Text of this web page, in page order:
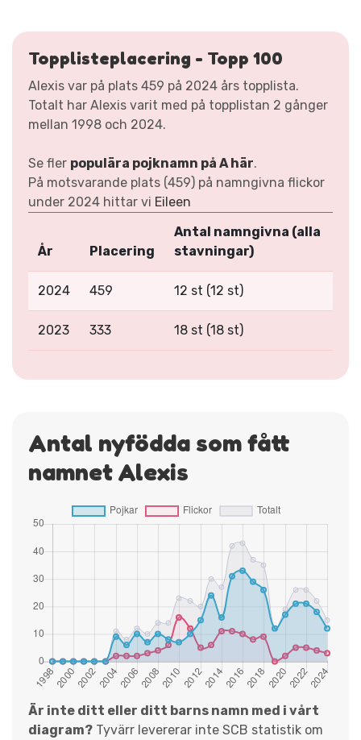
Topplisteplacering - Topp 100
Alexis var på plats 459 på 2024 års topplista.
Totalt har Alexis varit med på topplistan 2 gånger
mellan 1998 och 2024.
Se fler populära pojknamn på A här.
På motsvarande plats (459) på namngivna flickor
under 2024 hittar vi Eileen
År Placering
Antal namngivna (alla
stavningar)
2024 459 12 st (12 st)
2023 333 18 st (18 st)
Antal nyfödda som fått
namnet Alexis
Är inte ditt eller ditt barns namn med i vårt
diagram? Tyvärr levererar inte SCB statistik om